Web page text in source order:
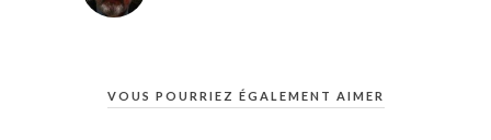
VOUS POURRIEZ ÉGALEMENT AIMER